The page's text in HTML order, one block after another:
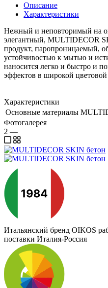
Описание
Характеристики
Нежный и неповторимый на
элегантный, MULTIDECOR
продукт, паропроницаемый,
устойчивостью к мытью и
наносится легко и быстро и
эффектов в широкой
Характеристики
Основные материалы
Фотогалерея
2 —
Итальянский бренд OIKOS
поставки Италия-Россия